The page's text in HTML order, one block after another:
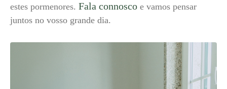
estes pormenores. Fala connosco e vamos pensar
juntos no vosso grande dia.